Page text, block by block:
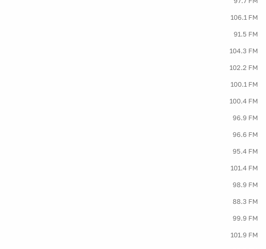
106.1 FM
91.5 FM
104.3 FM
102.2 FM
100.1 FM
100.4 FM
96.9 FM
96.6 FM
95.4 FM
101.4 FM
98.9 FM
88.3 FM
99.9 FM
101.9 FM